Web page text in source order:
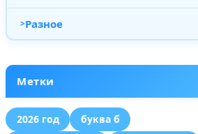
Разное
Метки
2026 год
буква б